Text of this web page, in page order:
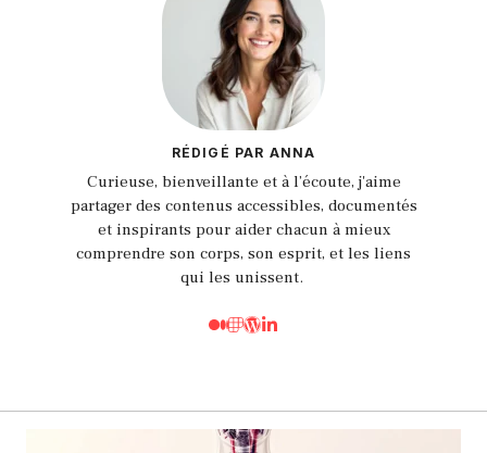
RÉDIGÉ PAR ANNA
Curieuse, bienveillante et à l’écoute, j'aime
partager des contenus accessibles, documentés
et inspirants pour aider chacun à mieux
comprendre son corps, son esprit, et les liens
qui les unissent.